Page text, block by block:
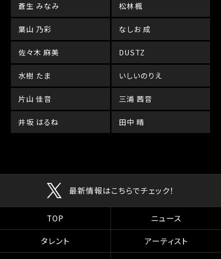
蒼生 みなみ 松林楓
葉山 乃彩 なしお 成
佐々木 麻美 DUSTZ
水樹 たま いしいのりえ
片山 佳音 三浦 茜音
井坂 はるね 田中 晴
最新情報はこちらでチェック！
TOP
ニュース
タレント
アーティスト